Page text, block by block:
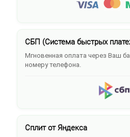
СБП (Система быстрых
Мгновенная оплата через Ваш
номеру телефона.
Сплит от Яндекса